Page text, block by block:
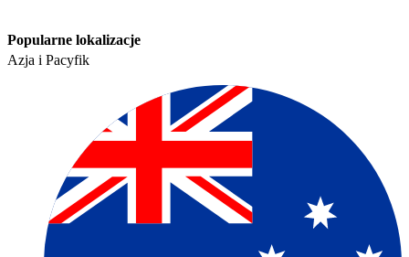
Popularne lokalizacje​​
Azja i Pacyfik​​